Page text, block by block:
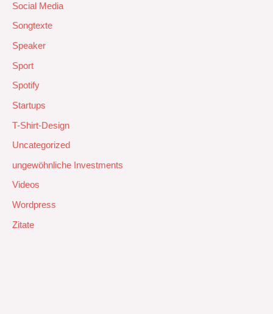
Social Media
Songtexte
Speaker
Sport
Spotify
Startups
T-Shirt-Design
Uncategorized
ungewöhnliche Investments
Videos
Wordpress
Zitate